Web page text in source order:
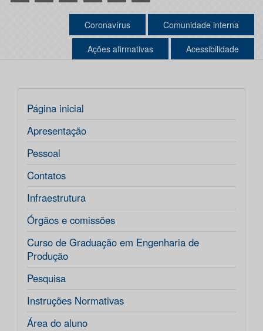
Coronavírus Comunidade interna
Ações afirmativas Acessibilidade
Página inicial
Apresentação
Pessoal
Contatos
Infraestrutura
Órgãos e comissões
Curso de Graduação em Engenharia de
Produção
Pesquisa
Instruções Normativas
Área do aluno